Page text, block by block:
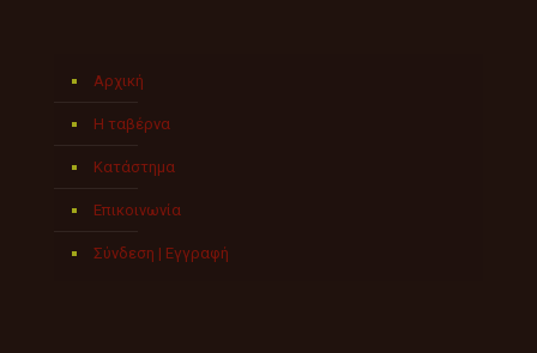
Αρχική
Η ταβέρνα
Κατάστημα
Επικοινωνία
Σύνδεση | Εγγραφή